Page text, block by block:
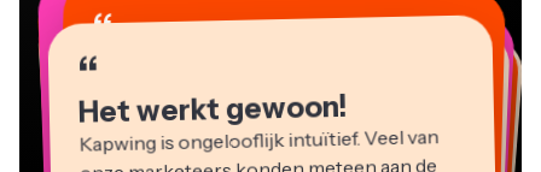
“
Het werkt gewoon!
Kapwing is ongelooflijk intuïtief. Veel van
“
“
“
“
“
“